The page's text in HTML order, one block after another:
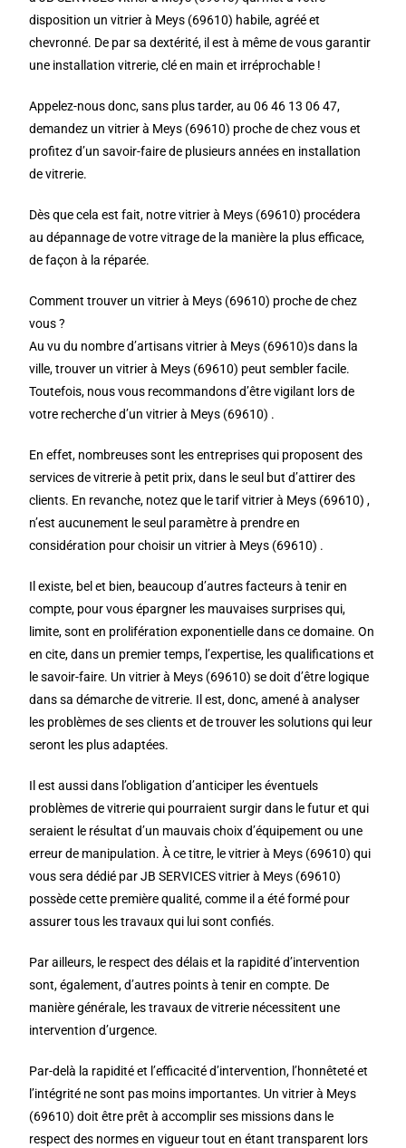
disposition un vitrier à Meys (69610) habile, agréé et
chevronné. De par sa dextérité, il est à même de vous garantir
une installation vitrerie, clé en main et irréprochable !
Appelez-nous donc, sans plus tarder, au 06 46 13 06 47,
demandez un vitrier à Meys (69610) proche de chez vous et
profitez d’un savoir-faire de plusieurs années en installation
de vitrerie.
Dès que cela est fait, notre vitrier à Meys (69610) procédera
au dépannage de votre vitrage de la manière la plus efficace,
de façon à la réparée.
Comment trouver un vitrier à Meys (69610) proche de chez
vous ?
Au vu du nombre d’artisans vitrier à Meys (69610)s dans la
ville, trouver un vitrier à Meys (69610) peut sembler facile.
Toutefois, nous vous recommandons d’être vigilant lors de
votre recherche d’un vitrier à Meys (69610) .
En effet, nombreuses sont les entreprises qui proposent des
services de vitrerie à petit prix, dans le seul but d’attirer des
clients. En revanche, notez que le tarif vitrier à Meys (69610) ,
n’est aucunement le seul paramètre à prendre en
considération pour choisir un vitrier à Meys (69610) .
Il existe, bel et bien, beaucoup d’autres facteurs à tenir en
compte, pour vous épargner les mauvaises surprises qui,
limite, sont en prolifération exponentielle dans ce domaine. On
en cite, dans un premier temps, l’expertise, les qualifications et
le savoir-faire. Un vitrier à Meys (69610) se doit d’être logique
dans sa démarche de vitrerie. Il est, donc, amené à analyser
les problèmes de ses clients et de trouver les solutions qui leur
seront les plus adaptées.
Il est aussi dans l’obligation d’anticiper les éventuels
problèmes de vitrerie qui pourraient surgir dans le futur et qui
seraient le résultat d’un mauvais choix d’équipement ou une
erreur de manipulation. À ce titre, le vitrier à Meys (69610) qui
vous sera dédié par JB SERVICES vitrier à Meys (69610)
possède cette première qualité, comme il a été formé pour
assurer tous les travaux qui lui sont confiés.
Par ailleurs, le respect des délais et la rapidité d’intervention
sont, également, d’autres points à tenir en compte. De
manière générale, les travaux de vitrerie nécessitent une
intervention d’urgence.
Par-delà la rapidité et l’efficacité d’intervention, l’honnêteté et
l’intégrité ne sont pas moins importantes. Un vitrier à Meys
(69610) doit être prêt à accomplir ses missions dans le
respect des normes en vigueur tout en étant transparent lors